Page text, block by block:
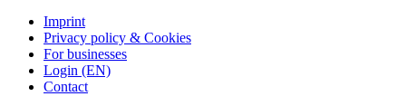
Imprint
Privacy policy & Cookies
For businesses
Login (EN)
Contact